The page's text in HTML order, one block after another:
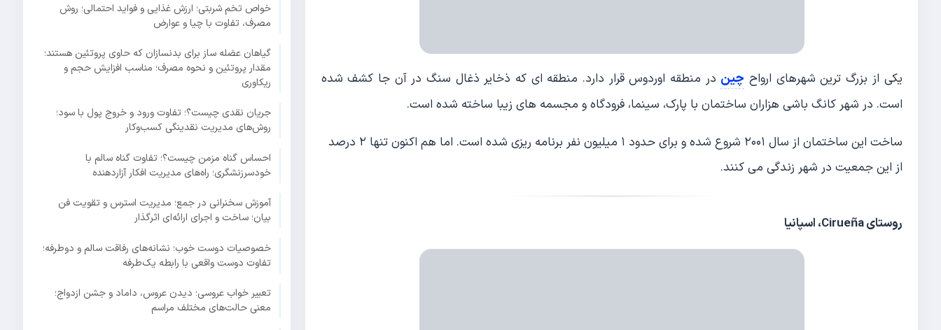
یکی از بزرگ ترین شهرهای ارواح چین در منطقه اوردوس قرار دارد. منطقه ای که ذخایر ذغال سنگ در آن جا کشف شده
است. در شهر کانگ باشی هزاران ساختمان با پارک، سینما، فرودگاه و مجسمه های زیبا ساخته شده است.
ساخت این ساختمان از سال ۲۰۰۱ شروع شده و برای حدود ۱ میلیون نفر برنامه ریزی شده است. اما هم اکنون تنها ۲ درصد
از این جمعیت در شهر زندگی می کنند.
روستای Cirueña، اسپانیا
خواص تخم شربتی؛ ارزش غذایی و فواید احتمالی؛ روش
مصرف، تفاوت با چیا و عوارض
گیاهان عضله ساز برای بدنسازان که حاوی پروتئین هستند؛
مقدار پروتئین و نحوه مصرف؛ مناسب افزایش حجم و
ریکاوری
جریان نقدی چیست؟؛ تفاوت ورود و خروج پول با سود؛
روش‌های مدیریت نقدینگی کسب‌وکار
احساس گناه مزمن چیست؟؛ تفاوت گناه سالم با
خودسرزنشگری؛ راه‌های مدیریت افکار آزاردهنده
آموزش سخنرانی در جمع؛ مدیریت استرس و تقویت فن
بیان؛ ساخت و اجرای ارائه‌ای اثرگذار
خصوصیات دوست خوب؛ نشانه‌های رفاقت سالم و دوطرفه؛
تفاوت دوست واقعی با رابطه یک‌طرفه
تعبیر خواب عروسی؛ دیدن عروس، داماد و جشن ازدواج؛
معنی حالت‌های مختلف مراسم